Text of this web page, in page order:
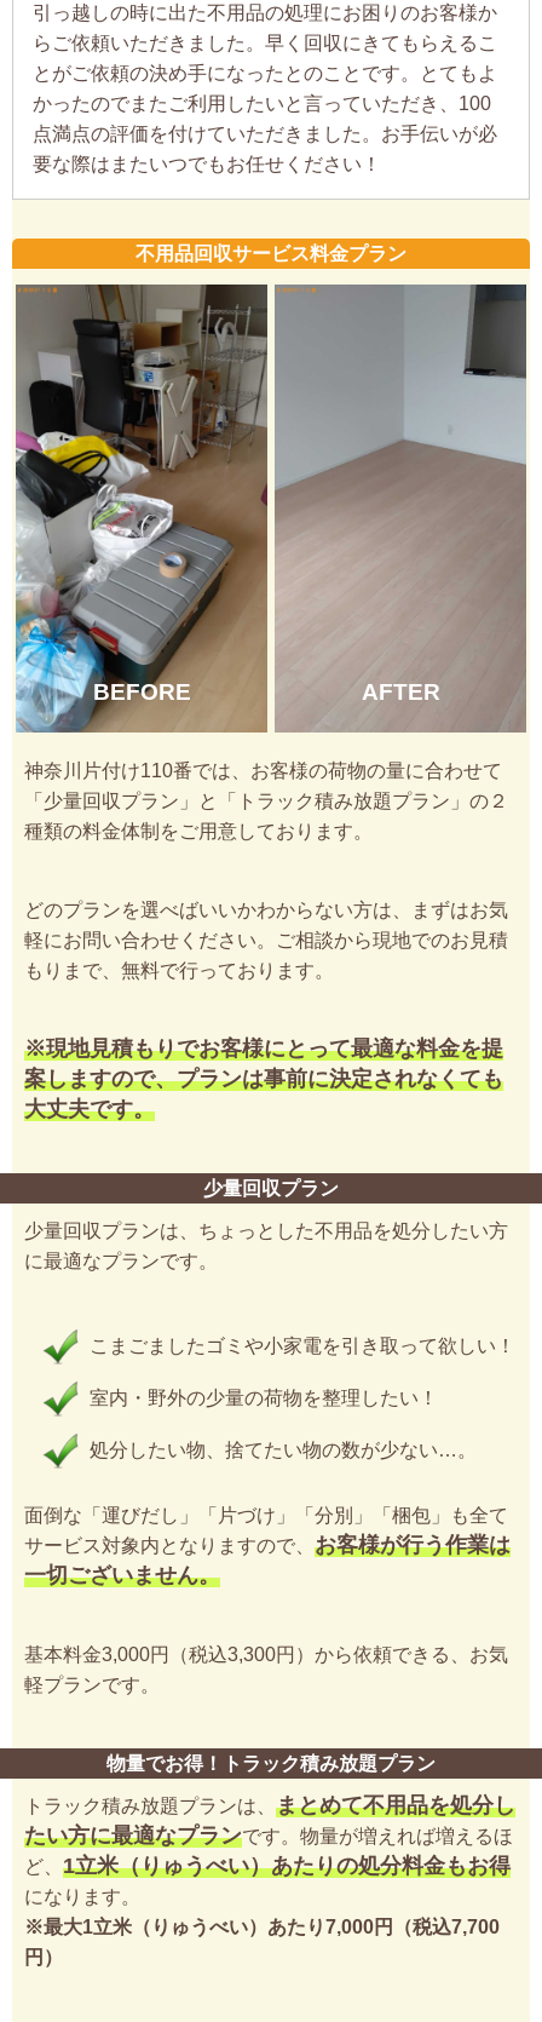
引っ越しの時に出た不用品の処理にお困りのお客様か
らご依頼いただきました。早く回収にきてもらえるこ
とがご依頼の決め手になったとのことです。とてもよ
かったのでまたご利用したいと言っていただき、100
点満点の評価を付けていただきました。お手伝いが必
要な際はまたいつでもお任せください！
不用品回収サービス料金プラン
BEFORE AFTER
神奈川片付け110番では、お客様の荷物の量に合わせて
「少量回収プラン」と「トラック積み放題プラン」の２
種類の料金体制をご用意しております。
どのプランを選べばいいかわからない方は、まずはお気
軽にお問い合わせください。ご相談から現地でのお見積
もりまで、無料で行っております。
※現地見積もりでお客様にとって最適な料金を提
案しますので、プランは事前に決定されなくても
大丈夫です。
少量回収プラン
少量回収プランは、ちょっとした不用品を処分したい方
に最適なプランです。
こまごましたゴミや小家電を引き取って欲しい！
室内・野外の少量の荷物を整理したい！
処分したい物、捨てたい物の数が少ない…。
面倒な「運びだし」「片づけ」「分別」「梱包」も全て
サービス対象内となりますので、 お客様が行う作業は
一切ございません。
基本料金3,000円（税込3,300円）から依頼できる、お気
軽プランです。
物量でお得！トラック積み放題プラン
トラック積み放題プランは、 まとめて不用品を処分し
たい方に最適なプランです。物量が増えれば増えるほ
ど、 1立米（りゅうべい）あたりの処分料金もお得
になります。
※最大1立米（りゅうべい）あたり7,000円（税込7,700
円）